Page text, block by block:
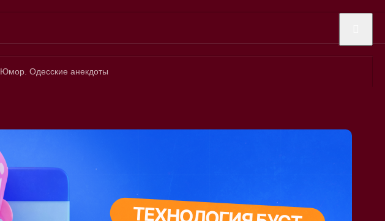
Юмор. Одесские анекдоты